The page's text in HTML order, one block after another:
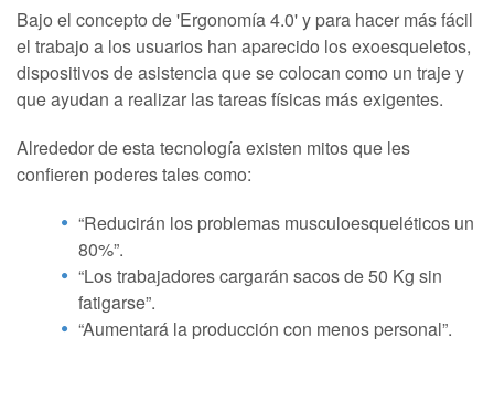
Bajo el concepto de 'Ergonomía 4.0' y para hacer más fácil
el trabajo a los usuarios han aparecido los exoesqueletos,
dispositivos de asistencia que se colocan como un traje y
que ayudan a realizar las tareas físicas más exigentes.
Alrededor de esta tecnología existen mitos que les
confieren poderes tales como:
“Reducirán los problemas musculoesqueléticos un
80%”.
“Los trabajadores cargarán sacos de 50 Kg sin
fatigarse”.
“Aumentará la producción con menos personal”.